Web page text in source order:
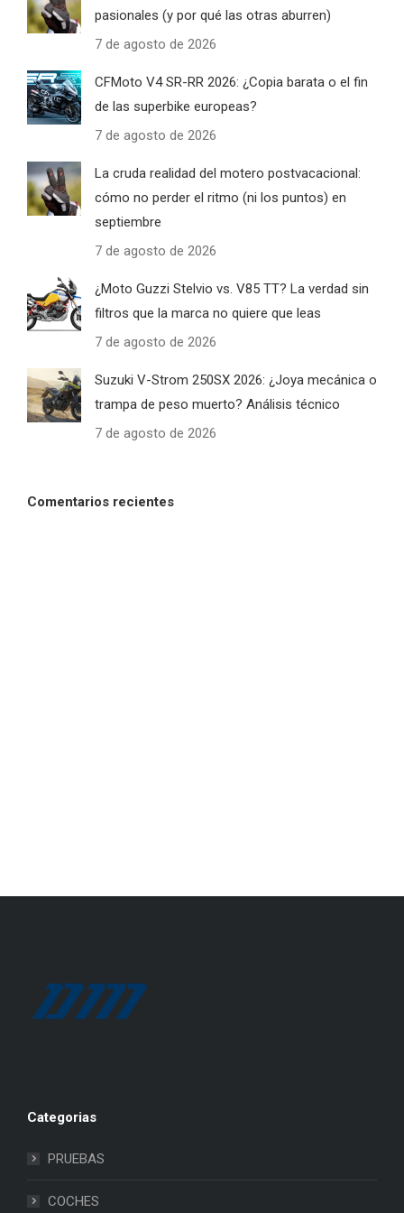
pasionales (y por qué las otras aburren)
7 de agosto de 2026
CFMoto V4 SR-RR 2026: ¿Copia barata o el fin
de las superbike europeas?
7 de agosto de 2026
La cruda realidad del motero postvacacional:
cómo no perder el ritmo (ni los puntos) en
septiembre
7 de agosto de 2026
¿Moto Guzzi Stelvio vs. V85 TT? La verdad sin
filtros que la marca no quiere que leas
7 de agosto de 2026
Suzuki V-Strom 250SX 2026: ¿Joya mecánica o
trampa de peso muerto? Análisis técnico
7 de agosto de 2026
Comentarios recientes
Categorias
PRUEBAS
COCHES